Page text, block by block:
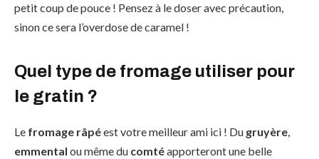
petit coup de pouce ! Pensez à le doser avec précaution,
sinon ce sera l’overdose de caramel !
Quel type de fromage utiliser pour
le gratin ?
Le fromage râpéest votre meilleur ami ici ! Du gruyère,
emmental ou même du comtéapporteront une belle